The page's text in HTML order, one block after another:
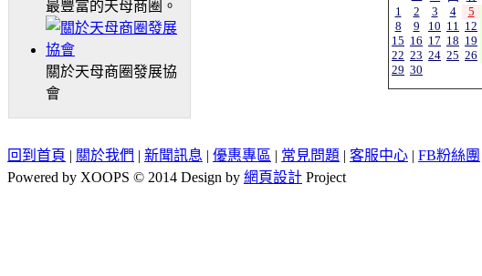
最豐富的天母商圈。
關於天母商圈發展協
會
1
2 3 4 5
8
9 10 11 12
15 16 17 18 19
22 23 24 25 26
29 30
回到首頁 | 關於我們 | 新聞訊息 | 優惠專區 | 常見問題 | 客服中心 | FB粉絲團
Powered by XOOPS © 2014 Design by 網頁設計 Project